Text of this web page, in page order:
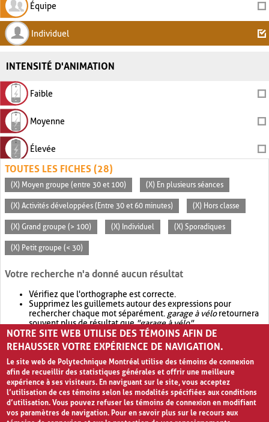
Équipe
Individuel
INTENSITÉ D'ANIMATION
Faible
Moyenne
Élevée
TOUTES LES FICHES (28)
(X) Moyen groupe (entre 30 et 100) (X) En plusieurs séances
(X) Activités développées (Entre 30 et 60 minutes) (X) Hors classe
(X) Grand groupe (> 100) (X) Individuel (X) Sporadiques
(X) Petit groupe (< 30)
Votre recherche n'a donné aucun résultat
Vérifiez que l'orthographe est correcte.
Supprimez les guillemets autour des expressions pour
rechercher chaque mot séparément. garage à véloretournera
souvent plus de résultat que"garage à vélo".
Envisagez d'élargir votre recherche avec OR.garage OR vélo
retournera souvent plus de résultat quegarage à vélo
NOTRE SITE WEB UTILISE DES TÉMOINS AFIN DE
REHAUSSER VOTRE EXPÉRIENCE DE NAVIGATION.
Le site web de Polytechnique Montréal utilise des témoins de connexion
afin de recueillir des statistiques générales et offrir une meilleure
expérience à ses visiteurs. En naviguant sur le site, vous acceptez
l’utilisation de ces témoins selon les modalités spécifiées aux conditions
d’utilisation. Vous pouvez refuser les témoins de connexion en modifiant
vos paramètres de navigation. Pour en savoir plus sur le recours aux